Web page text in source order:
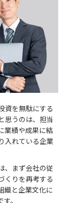
資を無駄にする
思うのは、担当
業績や成果に結
入れている企業
、まず会社の従
くりを再考する
織と企業文化に
。